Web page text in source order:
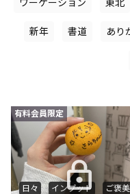
ワーケーション 東北
新年 書道 あり
有料会員限定
日々 インプット ご褒美